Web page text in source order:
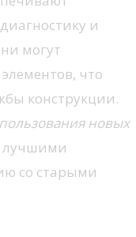
и
могут
что
конструкции.
новых
лучшими
со старыми